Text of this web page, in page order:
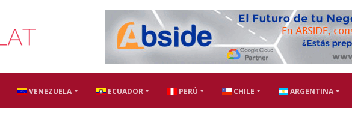
VENEZUELA ECUADOR PERÚ CHILE ARGENTINA